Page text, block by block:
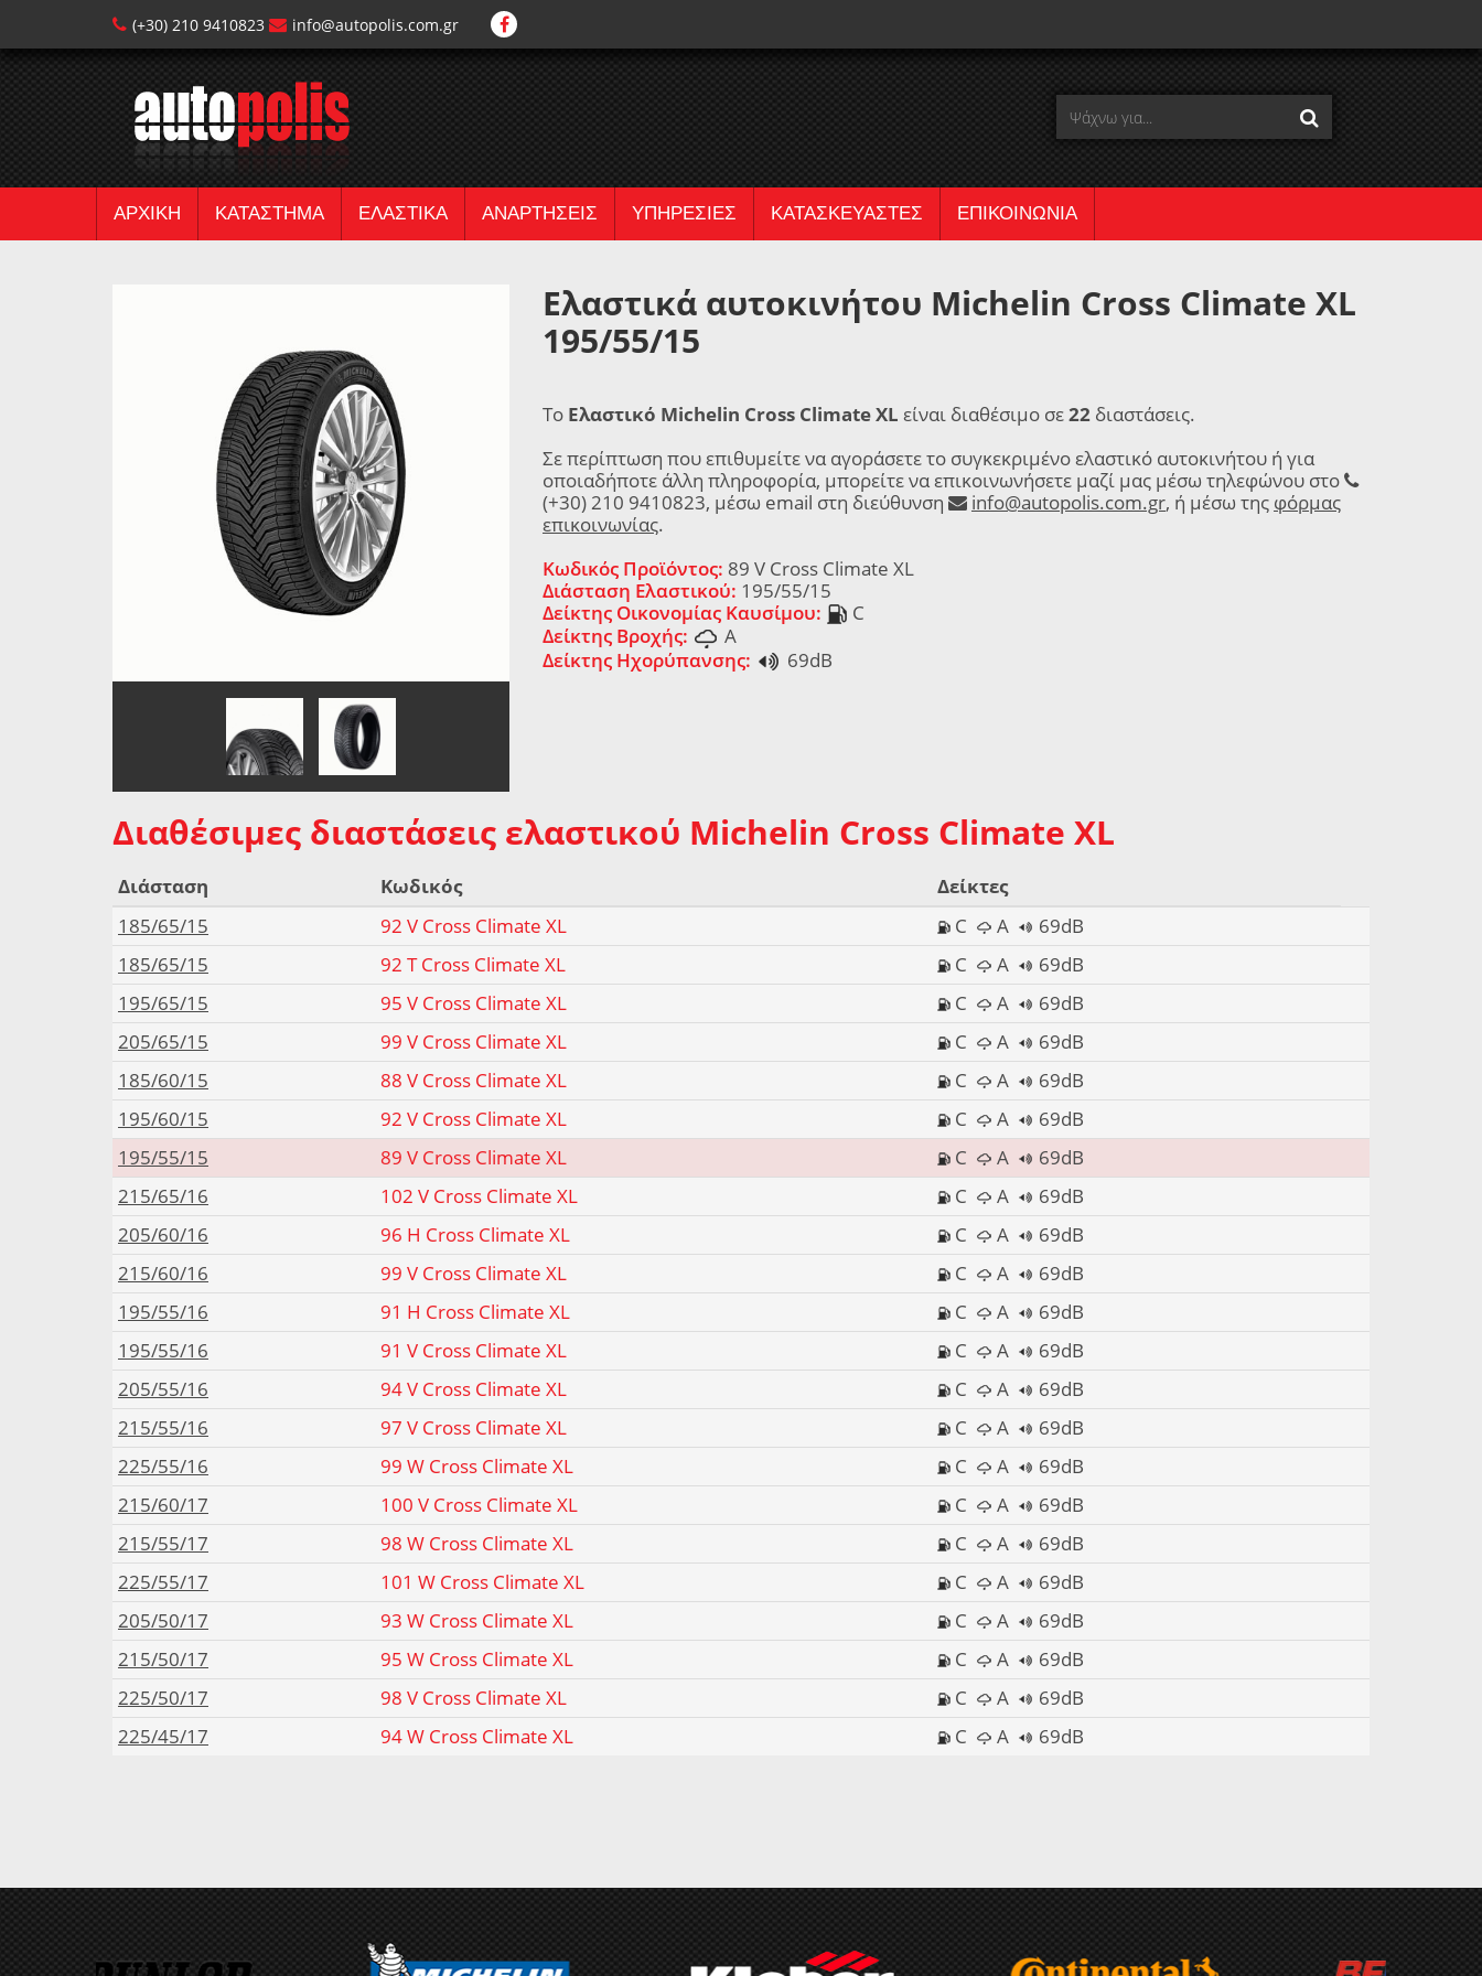
(+30) 210 9410823 info@autopolis.com.gr
ΑΡΧΙΚΗ ΚΑΤΑΣΤΗΜΑ ΕΛΑΣΤΙΚΑ ΑΝΑΡΤΗΣΕΙΣ ΥΠΗΡΕΣΙΕΣ ΚΑΤΑΣΚΕΥΑΣΤΕΣ ΕΠΙΚΟΙΝΩΝΙΑ
Ελαστικά αυτοκινήτου Michelin Cross Climate XL
195/55/15
Το Ελαστικό Michelin Cross Climate XL είναι διαθέσιμο σε22 διαστάσεις.
Σε περίπτωση που επιθυμείτε να αγοράσετε το συγκεκριμένο ελαστικό αυτοκινήτου ή για
οποιαδήποτε άλλη πληροφορία, μπορείτε να επικοινωνήσετε μαζί μας μέσω τηλεφώνου στο
(+30) 210 9410823, μέσω email στη διεύθυνση
info@autopolis.com.gr, ή μέσω της φόρμας
επικοινωνίας.
Κωδικός Προϊόντος: 89 V Cross Climate XL
Διάσταση Ελαστικού: 195/55/15
Δείκτης Οικονομίας Καυσίμου:
C
Δείκτης Βροχής:
A
Δείκτης Ηχορύπανσης:
69dB
Διαθέσιμες διαστάσεις ελαστικού Michelin Cross Climate XL
Διάσταση Κωδικός
Δείκτες
185/65/15
92 V Cross Climate XL C A
69dB
185/65/15
92 T Cross Climate XL C A
69dB
195/65/15
95 V Cross Climate XL C A
69dB
205/65/15
99 V Cross Climate XL C A
69dB
185/60/15
88 V Cross Climate XL C A
69dB
195/60/15
92 V Cross Climate XL C A
69dB
195/55/15
89 V Cross Climate XL C A
69dB
215/65/16
102 V Cross Climate XL C A
69dB
205/60/16
96 H Cross Climate XL C A
69dB
215/60/16
99 V Cross Climate XL C A
69dB
195/55/16
91 H Cross Climate XL C A
69dB
195/55/16
91 V Cross Climate XL C A
69dB
205/55/16
94 V Cross Climate XL C A
69dB
215/55/16
97 V Cross Climate XL C A
69dB
225/55/16
99 W Cross Climate XL C A
69dB
215/60/17
100 V Cross Climate XL C A
69dB
215/55/17
98 W Cross Climate XL C A
69dB
225/55/17
101 W Cross Climate XL C A
69dB
205/50/17
93 W Cross Climate XL C A
69dB
215/50/17
95 W Cross Climate XL C A
69dB
225/50/17
98 V Cross Climate XL C A
69dB
225/45/17
94 W Cross Climate XL C A 69dB